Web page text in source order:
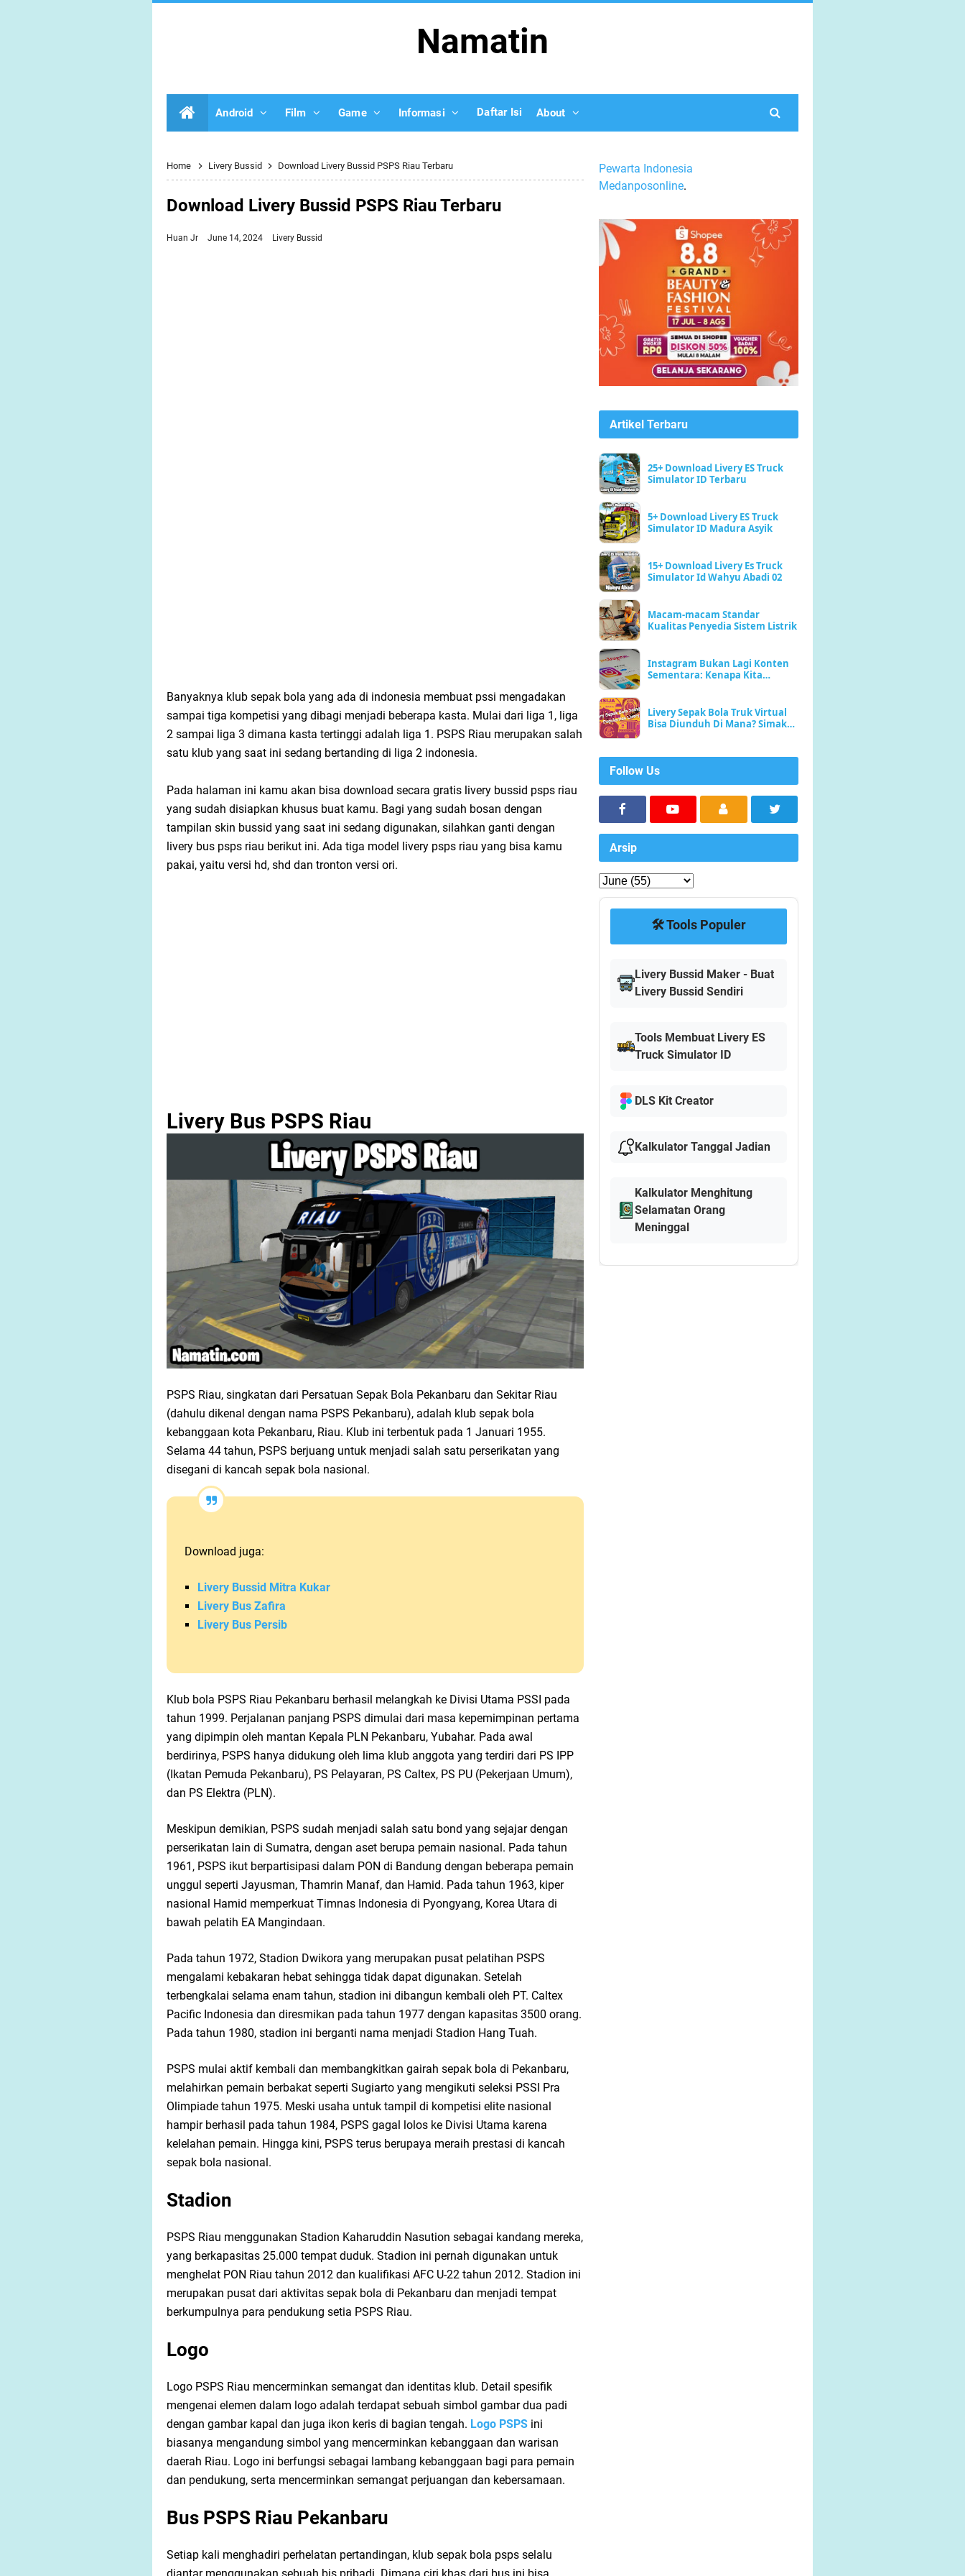
Namatin
Android Film Game Informasi Daftar Isi About
Home Livery Bussid Download Livery Bussid PSPS Riau Terbaru
Download Livery Bussid PSPS Riau Terbaru
Huan Jr June 14, 2024 Livery Bussid
Banyaknya klub sepak bola yang ada di indonesia membuat pssi mengadakan
sampai tiga kompetisi yang dibagi menjadi beberapa kasta. Mulai dari liga 1, liga
2 sampai liga 3 dimana kasta tertinggi adalah liga 1. PSPS Riau merupakan salah
satu klub yang saat ini sedang bertanding di liga 2 indonesia.
Pada halaman ini kamu akan bisa download secara gratis livery bussid psps riau
yang sudah disiapkan khusus buat kamu. Bagi yang sudah bosan dengan
tampilan skin bussid yang saat ini sedang digunakan, silahkan ganti dengan
livery bus psps riau berikut ini. Ada tiga model livery psps riau yang bisa kamu
pakai, yaitu versi hd, shd dan tronton versi ori.
Livery Bus PSPS Riau
PSPS Riau, singkatan dari Persatuan Sepak Bola Pekanbaru dan Sekitar Riau
(dahulu dikenal dengan nama PSPS Pekanbaru), adalah klub sepak bola
kebanggaan kota Pekanbaru, Riau. Klub ini terbentuk pada 1 Januari 1955.
Selama 44 tahun, PSPS berjuang untuk menjadi salah satu perserikatan yang
disegani di kancah sepak bola nasional.
Download juga:
Livery Bussid Mitra Kukar
Livery Bus Zafira
Livery Bus Persib
Klub bola PSPS Riau Pekanbaru berhasil melangkah ke Divisi Utama PSSI pada
tahun 1999. Perjalanan panjang PSPS dimulai dari masa kepemimpinan pertama
yang dipimpin oleh mantan Kepala PLN Pekanbaru, Yubahar. Pada awal
berdirinya, PSPS hanya didukung oleh lima klub anggota yang terdiri dari PS IPP
(Ikatan Pemuda Pekanbaru), PS Pelayaran, PS Caltex, PS PU (Pekerjaan Umum),
dan PS Elektra (PLN).
Meskipun demikian, PSPS sudah menjadi salah satu bond yang sejajar dengan
perserikatan lain di Sumatra, dengan aset berupa pemain nasional. Pada tahun
1961, PSPS ikut berpartisipasi dalam PON di Bandung dengan beberapa pemain
unggul seperti Jayusman, Thamrin Manaf, dan Hamid. Pada tahun 1963, kiper
nasional Hamid memperkuat Timnas Indonesia di Pyongyang, Korea Utara di
bawah pelatih EA Mangindaan.
Pada tahun 1972, Stadion Dwikora yang merupakan pusat pelatihan PSPS
mengalami kebakaran hebat sehingga tidak dapat digunakan. Setelah
terbengkalai selama enam tahun, stadion ini dibangun kembali oleh PT. Caltex
Pacific Indonesia dan diresmikan pada tahun 1977 dengan kapasitas 3500 orang.
Pada tahun 1980, stadion ini berganti nama menjadi Stadion Hang Tuah.
PSPS mulai aktif kembali dan membangkitkan gairah sepak bola di Pekanbaru,
melahirkan pemain berbakat seperti Sugiarto yang mengikuti seleksi PSSI Pra
Olimpiade tahun 1975. Meski usaha untuk tampil di kompetisi elite nasional
hampir berhasil pada tahun 1984, PSPS gagal lolos ke Divisi Utama karena
kelelahan pemain. Hingga kini, PSPS terus berupaya meraih prestasi di kancah
sepak bola nasional.
Stadion
PSPS Riau menggunakan Stadion Kaharuddin Nasution sebagai kandang mereka,
yang berkapasitas 25.000 tempat duduk. Stadion ini pernah digunakan untuk
menghelat PON Riau tahun 2012 dan kualifikasi AFC U-22 tahun 2012. Stadion ini
merupakan pusat dari aktivitas sepak bola di Pekanbaru dan menjadi tempat
berkumpulnya para pendukung setia PSPS Riau.
Logo
Logo PSPS Riau mencerminkan semangat dan identitas klub. Detail spesifik
mengenai elemen dalam logo adalah terdapat sebuah simbol gambar dua padi
dengan gambar kapal dan juga ikon keris di bagian tengah. Logo PSPS ini
biasanya mengandung simbol yang mencerminkan kebanggaan dan warisan
daerah Riau. Logo ini berfungsi sebagai lambang kebanggaan bagi para pemain
dan pendukung, serta mencerminkan semangat perjuangan dan kebersamaan.
Bus PSPS Riau Pekanbaru
Setiap kali menghadiri perhelatan pertandingan, klub sepak bola psps selalu
diantar menggunakan sebuah bis pribadi. Dimana ciri khas dari bus ini bisa
Pewarta Indonesia
Medanposonline.
Artikel Terbaru
25+ Download Livery ES Truck
Simulator ID Terbaru
5+ Download Livery ES Truck
Simulator ID Madura Asyik
15+ Download Livery Es Truck
Simulator Id Wahyu Abadi 02
Macam-macam Standar
Kualitas Penyedia Sistem Listrik
Instagram Bukan Lagi Konten
Sementara: Kenapa Kita
Scroll
Livery Sepak Bola Truk Virtual
Bisa Diunduh Di Mana? Simak
Follow Us
Arsip
🛠️ Tools Populer
Livery Bussid Maker - Buat
Livery Bussid Sendiri
Tools Membuat Livery ES
Truck Simulator ID
DLS Kit Creator
Kalkulator Tanggal Jadian
Kalkulator Menghitung
Selamatan Orang
Meninggal